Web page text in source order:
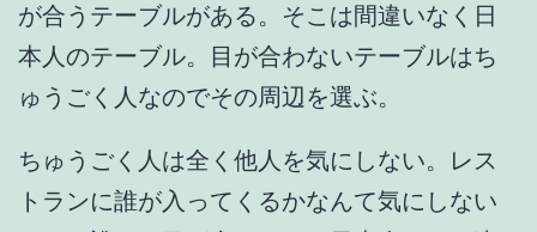
が合うテーブルがある。そこは間違いなく日
本人のテーブル。目が合わないテーブルはち
ゅうごく人なのでその周辺を選ぶ。
ちゅうごく人は全く他人を気にしない。レス
トランに誰が入ってくるかなんて気にしない